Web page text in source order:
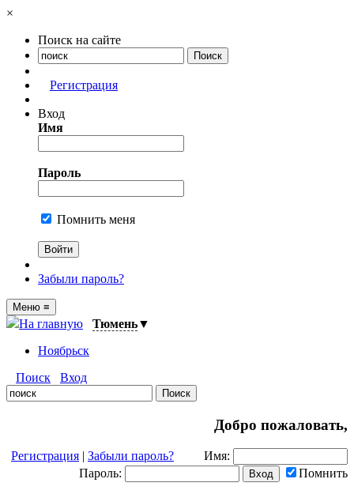
×
Поиск на сайте
Регистрация
Вход
Имя
Пароль
Помнить меня
Забыли пароль?
Меню ≡
На главную Тюмень▼
Ноябрьск
Поиск
Вход
Добро пожаловать,
Регистрация | Забыли пароль?
Имя:
Пароль:
Помнить